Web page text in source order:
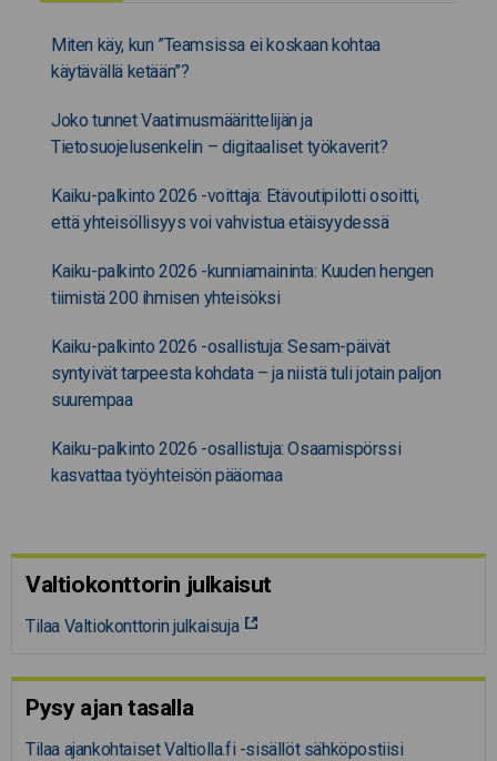
Miten käy, kun ”Teamsissa ei koskaan kohtaa
käytävällä ketään”?
Joko tunnet Vaatimusmäärittelijän ja
Tietosuojelusenkelin – digitaaliset työkaverit?
Kaiku-palkinto 2026 -voittaja: Etävoutipilotti osoitti,
että yhteisöllisyys voi vahvistua etäisyydessä
Kaiku-palkinto 2026 -kunniamaininta: Kuuden hengen
tiimistä 200 ihmisen yhteisöksi
Kaiku-palkinto 2026 -osallistuja: Sesam-päivät
syntyivät tarpeesta kohdata – ja niistä tuli jotain paljon
suurempaa
Kaiku-palkinto 2026 -osallistuja: Osaamispörssi
kasvattaa työyhteisön pääomaa
Valtiokonttorin julkaisut
Tilaa Valtiokonttorin julkaisuja
Pysy ajan tasalla
Tilaa ajankohtaiset Valtiolla.fi -sisällöt sähköpostiisi